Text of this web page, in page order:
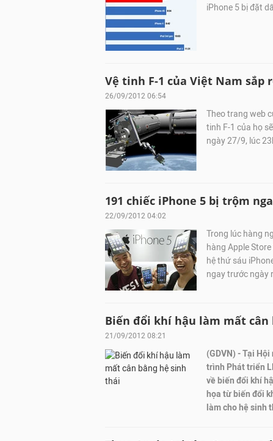
iPhone 5 bị đặt
Vệ tinh F-1 của Việt Nam
26/09/2012 06:54
Theo trang web
tinh F-1 của họ
ngày 27/9, lúc
191 chiếc iPhone 5 bị trộm
22/09/2012 04:02
Trong lúc hàng
hàng Apple
hệ thứ sáu
ngay trước ngày
Biến đổi khí hậu làm mất cân
21/09/2012 08:21
(GDVN) - Tại
trình Phát triển
về biến đổi khí
họa từ biến đổi
làm cho hệ sinh